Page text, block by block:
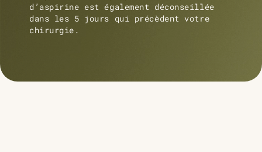
d’aspirine est également déconseillée
dans les 5 jours qui précèdent votre
chirurgie.